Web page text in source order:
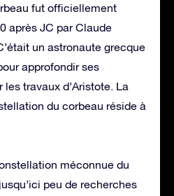
fut officiellement
après JC par Claude
un astronaute grecque
approfondir ses
travaux d’Aristote. La
du corbeau réside à
méconnue du
peu de recherches